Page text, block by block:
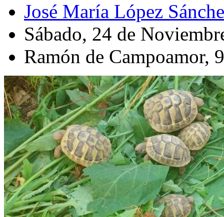
José María López
Sábado, 24 de
Ramón de Campoamor,